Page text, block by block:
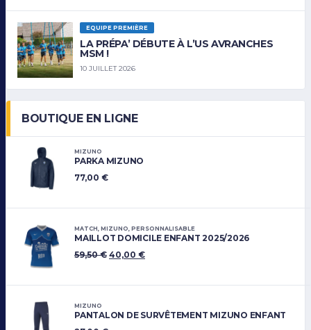
EQUIPE PREMIÈRE
LA PRÉPA’ DÉBUTE À L’US AVRANCHES
MSM !
10 JUILLET 2026
BOUTIQUE EN LIGNE
MIZUNO
PARKA MIZUNO
77,00 €
MATCH MIZUNO PERSONNALISABLE
MAILLOT DOMICILE ENFANT 2025/2026
59,50€ 40,00 €
MIZUNO
PANTALON DE SURVÊTEMENT MIZUNO ENFANT